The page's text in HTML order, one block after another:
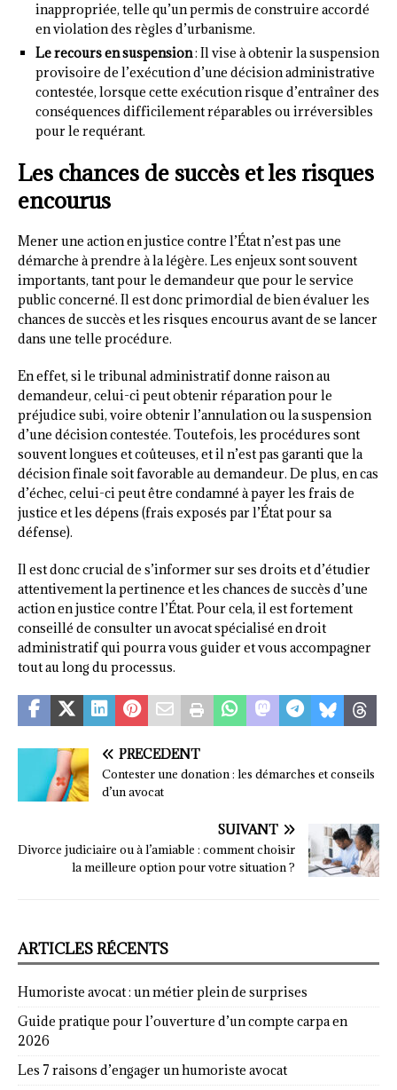
inappropriée, telle qu’un permis de construire accordé
en violation des règles d’urbanisme.
Le recours en suspension: Il vise à obtenir la suspension
provisoire de l’exécution d’une décision administrative
contestée, lorsque cette exécution risque d’entraîner des
conséquences difficilement réparables ou irréversibles
pour le requérant.
Les chances de succès et les risques
encourus
Mener une action en justice contre l’État n’est pas une
démarche à prendre à la légère. Les enjeux sont souvent
importants, tant pour le demandeur que pour le service
public concerné. Il est donc primordial de bien évaluer les
chances de succès et les risques encourus avant de se lancer
dans une telle procédure.
En effet, si le tribunal administratif donne raison au
demandeur, celui-ci peut obtenir réparation pour le
préjudice subi, voire obtenir l’annulation ou la suspension
d’une décision contestée. Toutefois, les procédures sont
souvent longues et coûteuses, et il n’est pas garanti que la
décision finale soit favorable au demandeur. De plus, en cas
d’échec, celui-ci peut être condamné à payer les frais de
justice et les dépens (frais exposés par l’État pour sa
défense).
Il est donc crucial de s’informer sur ses droits et d’étudier
attentivement la pertinence et les chances de succès d’une
action en justice contre l’État. Pour cela, il est fortement
conseillé de consulter un avocat spécialisé en droit
administratif qui pourra vous guider et vous accompagner
tout au long du processus.
PRÉCÉDENT
Contester une donation : les démarches et conseils
d’un avocat
SUIVANT
Divorce judiciaire ou à l’amiable : comment choisir
la meilleure option pour votre situation ?
ARTICLES RÉCENTS
Humoriste avocat : un métier plein de surprises
Guide pratique pour l’ouverture d’un compte carpa en
2026
Les 7 raisons d’engager un humoriste avocat